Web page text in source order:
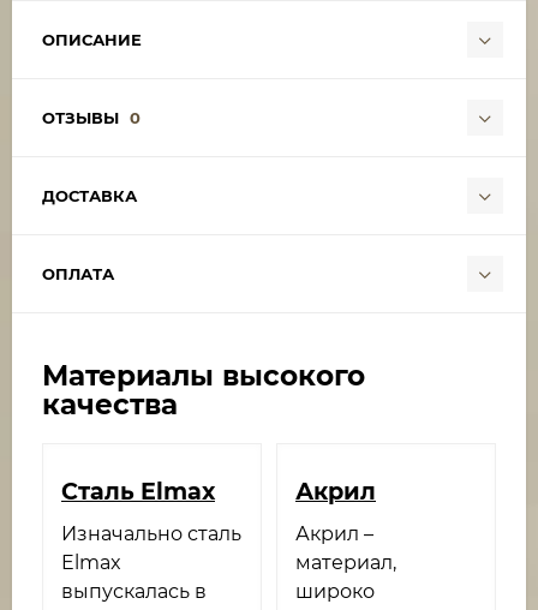
ОПИСАНИЕ
ОТЗЫВЫ 0
ДОСТАВКА
ОПЛАТА
Материалы высокого
качества
Сталь Elmax
Изначально сталь
Elmax
выпускалась в
Акрил
Акрил –
материал,
широко